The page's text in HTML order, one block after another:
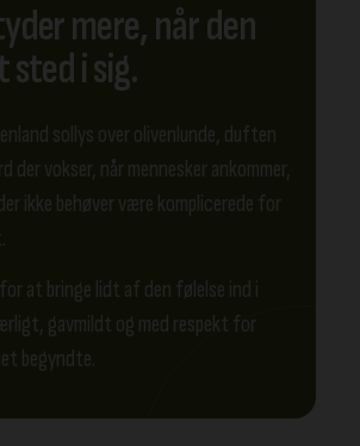
mere, når den
i sig.
sollys over olivenlunde, duften
der vokser, når mennesker ankommer,
ikke behøver være komplicerede for
at bringe lidt af den følelse ind i
gavmildt og med respekt for
begyndte.